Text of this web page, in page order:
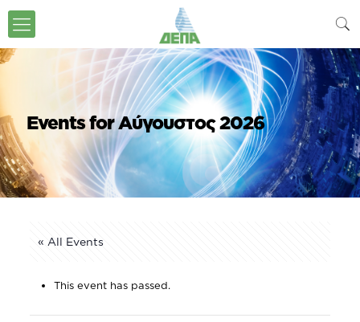
Events for Αύγουστος 2026
« All Events
This event has passed.